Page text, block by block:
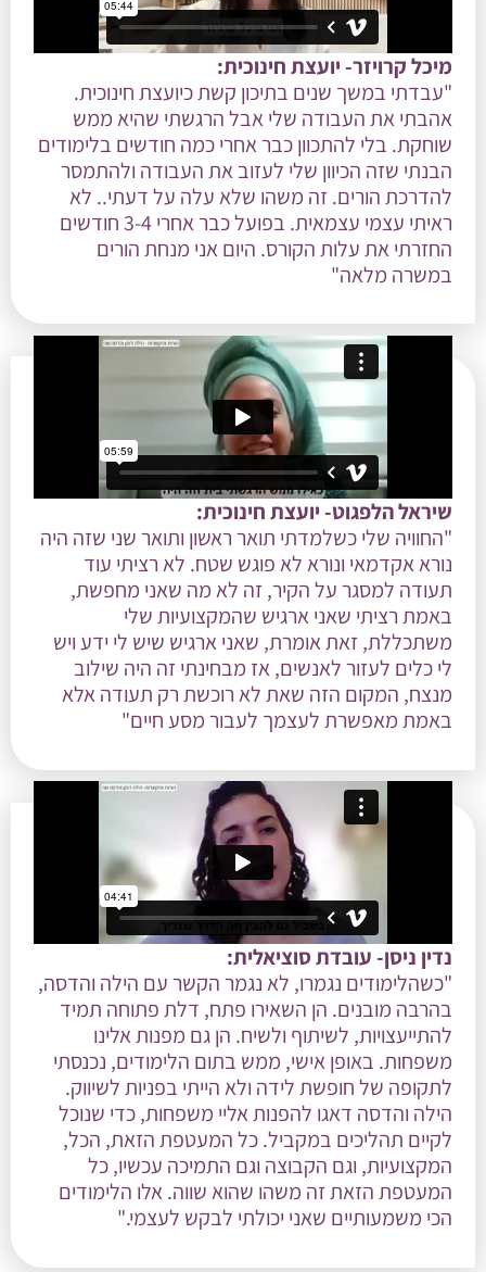
מיכל קרויזר- יועצת חינוכית:
"עבדתי במשך שנים בתיכון קשת כיועצת חינוכית.
אהבתי את העבודה שלי אבל הרגשתי שהיא ממש
שוחקת. בלי להתכוון כבר אחרי כמה חודשים בלימודים
הבנתי שזה הכיוון שלי לעזוב את העבודה ולהתמסר
להדרכת הורים. זה משהו שלא עלה על דעתי.. לא
ראיתי עצמי עצמאית. בפועל כבר אחרי 3-4 חודשים
החזרתי את עלות הקורס. היום אני מנחת הורים
במשרה מלאה"
שיראל הלפגוט- יועצת חינוכית:
"החוויה שלי כשלמדתי תואר ראשון ותואר שני שזה היה
נורא אקדמאי ונורא לא פוגש שטח. לא רציתי עוד
תעודה למסגר על הקיר, זה לא מה שאני מחפשת,
באמת רציתי שאני ארגיש שהמקצועיות שלי
משתכללת, זאת אומרת, שאני ארגיש שיש לי ידע ויש
לי כלים לעזור לאנשים, אז מבחינתי זה היה שילוב
מנצח, המקום הזה שאת לא רוכשת רק תעודה אלא
באמת מאפשרת לעצמך לעבור מסע חיים"
נדין ניסן- עובדת סוציאלית:
"כשהלימודים נגמרו, לא נגמר הקשר עם הילה והדסה,
בהרבה מובנים. הן השאירו פתח, דלת פתוחה תמיד
להתייעצויות, לשיתוף ולשיח. הן גם מפנות אלינו
משפחות. באופן אישי, ממש בתום הלימודים, נכנסתי
לתקופה של חופשת לידה ולא הייתי בפניות לשיווק.
הילה והדסה דאגו להפנות אליי משפחות, כדי שנוכל
לקיים תהליכים במקביל. כל המעטפת הזאת, הכל,
המקצועיות, וגם הקבוצה וגם התמיכה עכשיו, כל
המעטפת הזאת זה משהו שהוא שווה. אלו הלימודים
הכי משמעותיים שאני יכולתי לבקש לעצמי."